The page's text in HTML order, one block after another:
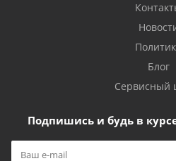
Блог
Сервисный
Подпишись и будь в